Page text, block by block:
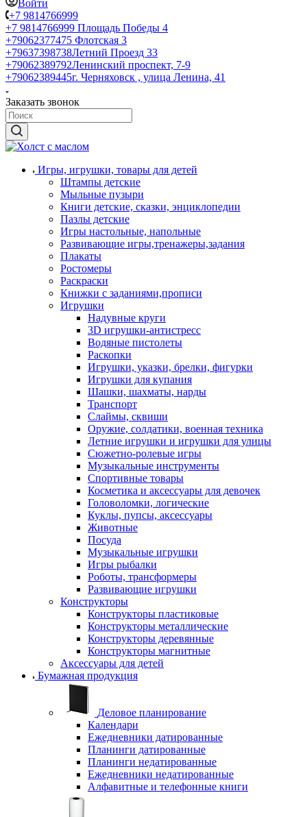
Войти
+7 9814766999
+7 9814766999 Площадь Победы 4
+79062377475 Флотская 3
+79637398738Летний Проезд 33
+79062389792Ленинский проспект, 7-9
+79062389445г. Черняховск , улица Ленина, 41
Заказать звонок
Игры, игрушки, товары для детей
Штампы детские
Мыльные пузыри
Книги детские, сказки, энциклопедии
Пазлы детские
Игры настольные, напольные
Развивающие игры,тренажеры,задания
Плакаты
Ростомеры
Раскраски
Книжки с заданиями,прописи
Игрушки
Надувные круги
3D игрушки-антистресс
Водяные пистолеты
Раскопки
Игрушки, указки, брелки, фигурки
Игрушки для купания
Шашки, шахматы, нарды
Транспорт
Слаймы, сквиши
Оружие, солдатики, военная техника
Летние игрушки и игрушки для улицы
Сюжетно-ролевые игры
Музыкальные инструменты
Спортивные товары
Косметика и аксессуары для девочек
Головоломки, логические
Куклы, пупсы, аксессуары
Животные
Посуда
Музыкальные игрушки
Игры рыбалки
Роботы, трансформеры
Развивающие игрушки
Конструкторы
Конструкторы пластиковые
Конструкторы металлические
Конструкторы деревянные
Конструкторы магнитные
Аксессуары для детей
Бумажная продукция
Деловое планирование
Календари
Ежедневники датированные
Планинги датированные
Планинги недатированные
Ежедневники недатированные
Алфавитные и телефонные книги